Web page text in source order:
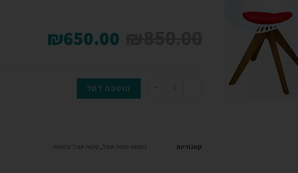
₪650.00
-
+ הוספה לסל
קטגוריות כסאות פינות אוכל, פינות אוכל וכסאות